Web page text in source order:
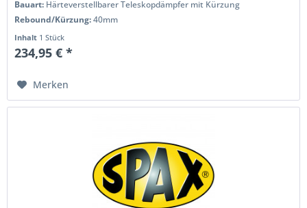
Bauart: Härteverstellbarer Teleskopdämpfer mit Kürzung
Rebound/Kürzung:40mm
Inhalt 1 Stück
234,95 € *
Merken